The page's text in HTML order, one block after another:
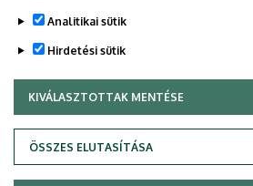
Adatvédelem
Analitikai sütik
Hirdetési sütik
KIVÁLASZTOTTAK MENTÉSE
ÖSSZES ELUTASÍTÁSA
WITHDRAW CONSENT